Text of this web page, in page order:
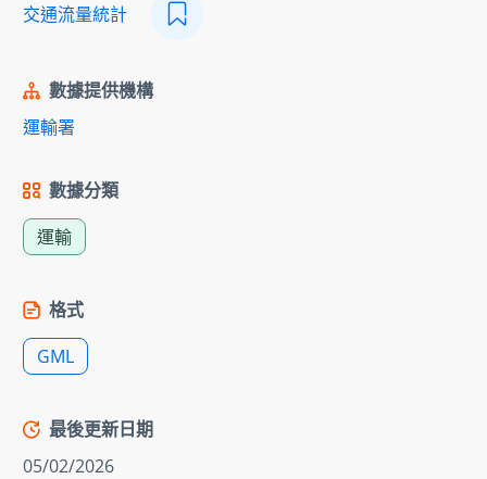
交通流量統計
數據提供機構
運輸署
數據分類
運輸
格式
GML
最後更新日期
05/02/2026